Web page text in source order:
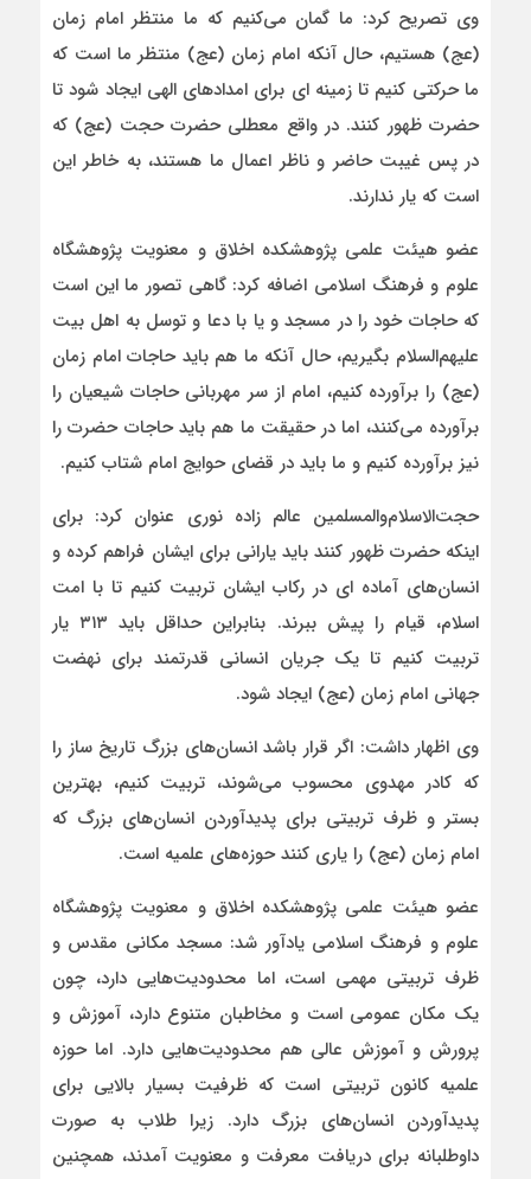
وی تصریح کرد: ما گمان می‌کنیم که ما منتظر امام زمان
(عج) هستیم، حال آنکه امام زمان (عج) منتظر ما است که
ما حرکتی کنیم تا زمینه ای برای امدادهای الهی ایجاد شود تا
حضرت ظهور کنند. در واقع معطلی حضرت حجت (عج) که
در پس غیبت حاضر و ناظر اعمال ما هستند، به خاطر این
است که یار ندارند.
عضو هیئت علمی پژوهشکده اخلاق و معنویت پژوهشگاه
علوم و فرهنگ اسلامی اضافه کرد: گاهی تصور ما این است
که حاجات خود را در مسجد و یا با دعا و توسل به اهل بیت
علیهم‌السلام بگیریم، حال آنکه ما هم باید حاجات امام زمان
(عج) را برآورده کنیم، امام از سر مهربانی حاجات شیعیان را
برآورده می‌کنند، اما در حقیقت ما هم باید حاجات حضرت را
نیز برآورده کنیم و ما باید در قضای حوایج امام شتاب کنیم.
حجت‌الاسلام‌والمسلمین عالم زاده نوری عنوان کرد: برای
اینکه حضرت ظهور کنند باید یارانی برای ایشان فراهم کرده و
انسان‌های آماده ای در رکاب ایشان تربیت کنیم تا با امت
اسلام، قیام را پیش ببرند. بنابراین حداقل باید ۳۱۳ یار
تربیت کنیم تا یک جریان انسانی قدرتمند برای نهضت
جهانی امام زمان (عج) ایجاد شود.
وی اظهار داشت: اگر قرار باشد انسان‌های بزرگ تاریخ ساز را
که کادر مهدوی محسوب می‌شوند، تربیت کنیم، بهترین
بستر و ظرف تربیتی برای پدیدآوردن انسان‌های بزرگ که
امام زمان (عج) را یاری کنند حوزه‌های علمیه است.
عضو هیئت علمی پژوهشکده اخلاق و معنویت پژوهشگاه
علوم و فرهنگ اسلامی یادآور شد: مسجد مکانی مقدس و
ظرف تربیتی مهمی است، اما محدودیت‌هایی دارد، چون
یک مکان عمومی است و مخاطبان متنوع دارد، آموزش و
پرورش و آموزش عالی هم محدودیت‌هایی دارد. اما حوزه
علمیه کانون تربیتی است که ظرفیت بسیار بالایی برای
پدیدآوردن انسان‌های بزرگ دارد. زیرا طلاب به صورت
داوطلبانه برای دریافت معرفت و معنویت آمدند، همچنین